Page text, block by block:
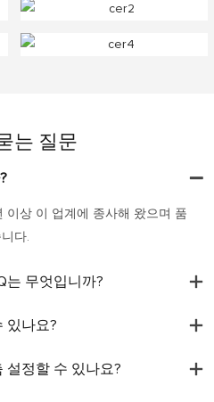
는 질문
이상 이 업계에 종사해 왔으며 품
다.
는 무엇입니까?
있나요?
설정할 수 있나요?